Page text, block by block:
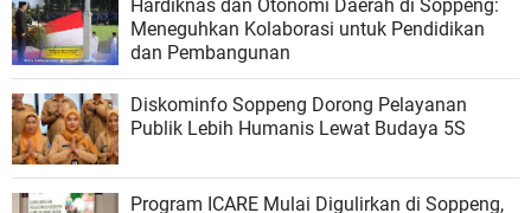
Hardiknas dan Otonomi Daerah di Soppeng:
Meneguhkan Kolaborasi untuk Pendidikan
dan Pembangunan
Diskominfo Soppeng Dorong Pelayanan
Publik Lebih Humanis Lewat Budaya 5S
Program ICARE Mulai Digulirkan di Soppeng,